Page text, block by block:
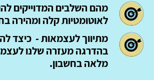
מהם השלבים המדוייקים
לאוטומטיות קלה ומהירה
מתיווך לעצמאות - כיצד
בהדרגה מעזרה שלנו
מלאה בחשבון.